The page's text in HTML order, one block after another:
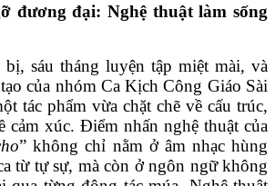
đương đại: Nghệ thuật làm sống
bị, sáu tháng luyện tập miệt mài, và
của nhóm Ca Kịch Công Giáo Sài
tác phẩm vừa chặt chẽ về cấu trúc,
cảm xúc. Điểm nhấn nghệ thuật của
” không chỉ nằm ở âm nhạc hùng
từ tự sự, mà còn ở ngôn ngữ không